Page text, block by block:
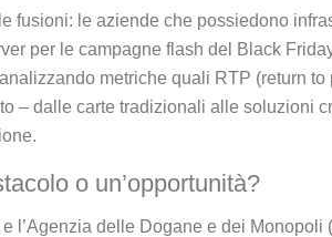
fusioni: le aziende che possiedono
per le campagne flash del Black
metriche quali RTP (return
– dalle carte tradizionali alle soluzioni
o un’opportunità?
l’Agenzia delle Dogane e dei